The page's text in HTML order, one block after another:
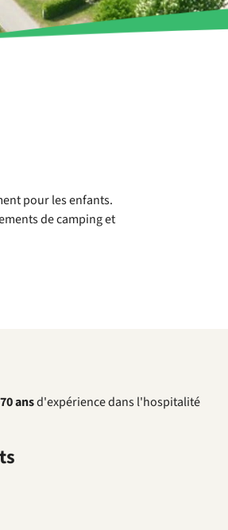
pour les enfants.
de camping et
70 ansd'expérience dans l'hospitalité